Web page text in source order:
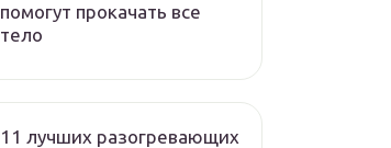
помогут прокачать все
тело
11 лучших разогревающих